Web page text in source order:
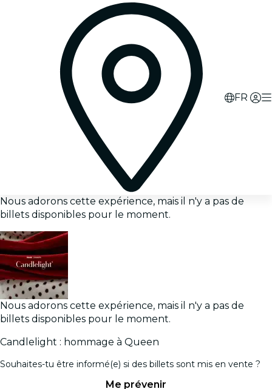
FR
Nous adorons cette expérience, mais il n'y a pas de
billets disponibles pour le moment.
Nous adorons cette expérience, mais il n'y a pas de
billets disponibles pour le moment.
Candlelight : hommage à Queen
Souhaites-tu être informé(e) si des billets sont mis en vente ?
Me prévenir